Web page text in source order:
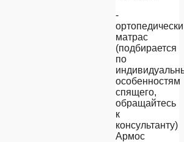
-
матрас
(подбирается
по
особенностям
спящего,
обращайтесь
к
консультанту)
Армос